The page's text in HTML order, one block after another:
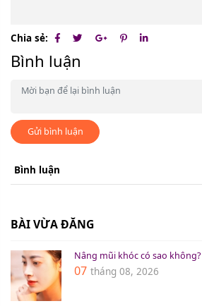
Chia sẻ:
Bình luận
Gửi bình luận
Bình luận
BÀI VỪA ĐĂNG
Nâng mũi khóc có sao
07 tháng 08, 2026